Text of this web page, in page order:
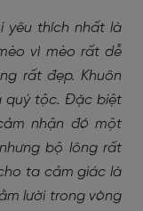
yêu thích nhất là
vì mèo rất dễ
rất đẹp. Khuôn
quý tộc. Đặc biệt
nhận đó một
bộ lông rất
ta cảm giác là
lười trong vòng